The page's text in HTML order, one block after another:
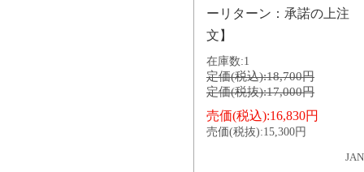
ーリターン：承諾の上注
文】
在庫数:1
定価(税込):18,700円
定価(税抜):17,000円
売価(税込):16,830円
売価(税抜):15,300円